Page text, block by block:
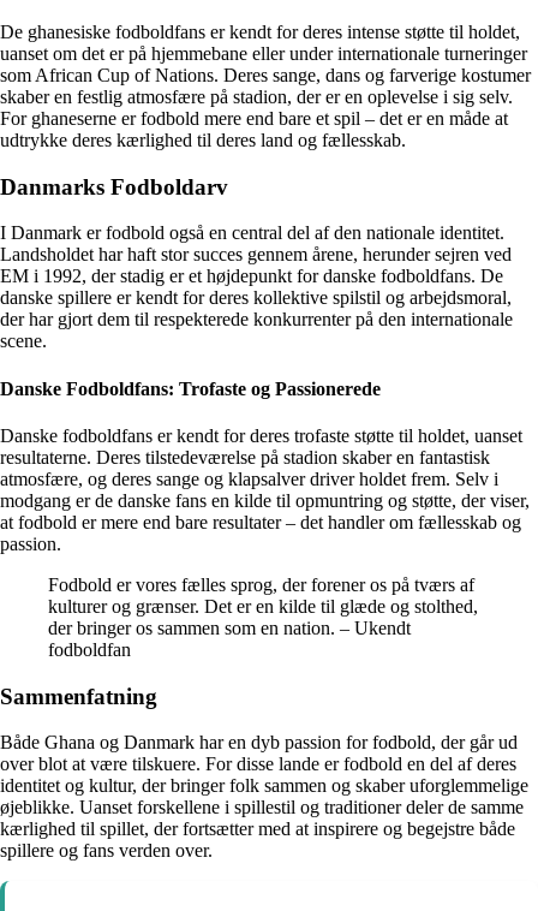
De ghanesiske fodboldfans er kendt for deres intense støtte til holdet,
uanset om det er på hjemmebane eller under internationale turneringer
som African Cup of Nations. Deres sange, dans og farverige kostumer
skaber en festlig atmosfære på stadion, der er en oplevelse i sig selv.
For ghaneserne er fodbold mere end bare et spil – det er en måde at
udtrykke deres kærlighed til deres land og fællesskab.
Danmarks Fodboldarv
I Danmark er fodbold også en central del af den nationale identitet.
Landsholdet har haft stor succes gennem årene, herunder sejren ved
EM i 1992, der stadig er et højdepunkt for danske fodboldfans. De
danske spillere er kendt for deres kollektive spilstil og arbejdsmoral,
der har gjort dem til respekterede konkurrenter på den internationale
scene.
Danske Fodboldfans: Trofaste og Passionerede
Danske fodboldfans er kendt for deres trofaste støtte til holdet, uanset
resultaterne. Deres tilstedeværelse på stadion skaber en fantastisk
atmosfære, og deres sange og klapsalver driver holdet frem. Selv i
modgang er de danske fans en kilde til opmuntring og støtte, der viser,
at fodbold er mere end bare resultater – det handler om fællesskab og
passion.
Fodbold er vores fælles sprog, der forener os på tværs af
kulturer og grænser. Det er en kilde til glæde og stolthed,
der bringer os sammen som en nation. – Ukendt
fodboldfan
Sammenfatning
Både Ghana og Danmark har en dyb passion for fodbold, der går ud
over blot at være tilskuere. For disse lande er fodbold en del af deres
identitet og kultur, der bringer folk sammen og skaber uforglemmelige
øjeblikke. Uanset forskellene i spillestil og traditioner deler de samme
kærlighed til spillet, der fortsætter med at inspirere og begejstre både
spillere og fans verden over.